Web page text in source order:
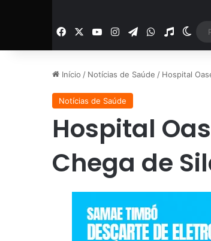
Facebook YouTubeInstagramTelegramWhatsApp
Rádio
Início / Notícias de Saúde / Hospital
Notícias de Saúde
Hospital
Chega de